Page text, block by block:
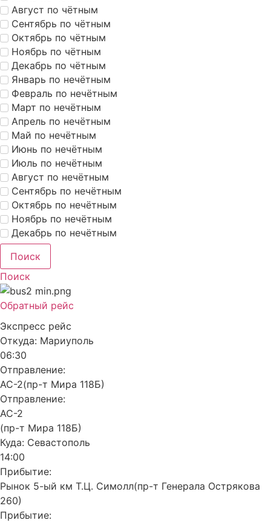
Август по чётным
Сентябрь по чётным
Октябрь по чётным
Ноябрь по чётным
Декабрь по чётным
Январь по нечётным
Февраль по нечётным
Март по нечётным
Апрель по нечётным
Май по нечётным
Июнь по нечётным
Июль по нечётным
Август по нечётным
Сентябрь по нечётным
Октябрь по нечётным
Ноябрь по нечётным
Декабрь по нечётным
Поиск
Поиск
Обратный рейс
Экспресс рейс
Откуда: Мариуполь
06:30
Отправление:
АС-2(пр-т Мира 118Б)
Отправление:
АС-2
(пр-т Мира 118Б)
Куда: Севастополь
14:00
Прибытие:
Рынок 5-ый км Т.Ц. Симолл(пр-т Генерала Острякова
260)
Прибытие: